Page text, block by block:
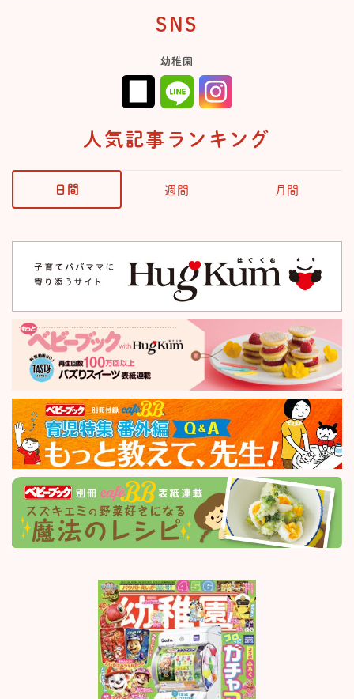
SNS
幼稚園
人気記事ランキング
日間 週間 月間